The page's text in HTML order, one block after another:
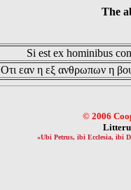
The
Si est ex hominibus
Οτι εαν η εξ ανθρωπων η
© 2006
«Ubi Petrus, ibi Ecclesia, ibi